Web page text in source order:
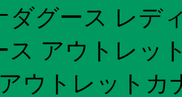
ダグース レデ
ス アウトレッ
ウトレット